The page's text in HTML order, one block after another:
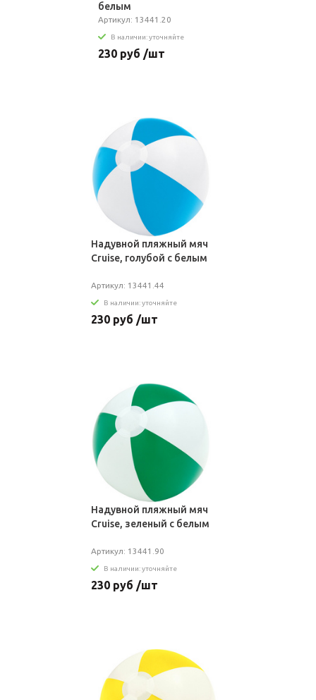
белым
Артикул: 13441.20
В наличии: уточняйте
230 руб /шт
Надувной пляжный мяч
Cruise, голубой с белым
Артикул: 13441.44
В наличии: уточняйте
230 руб /шт
Надувной пляжный мяч
Cruise, зеленый с белым
Артикул: 13441.90
В наличии: уточняйте
230 руб /шт